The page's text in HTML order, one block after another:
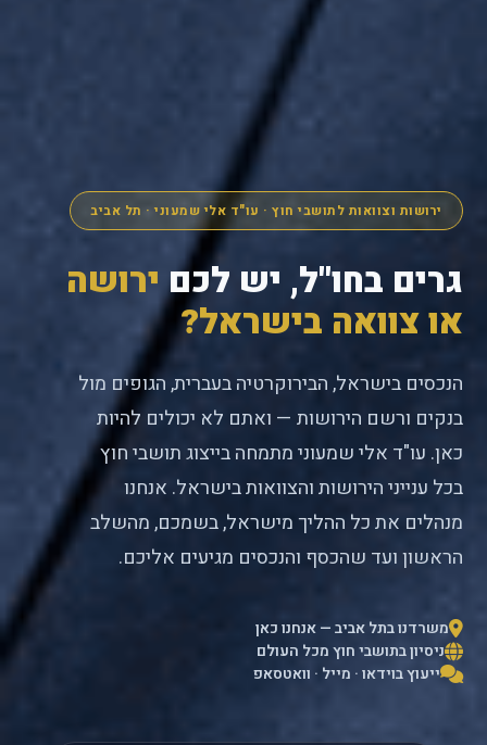
ירושות וצוואות לתושבי חוץ · עו"ד אלי שמעוני · תל אביב
גרים בחו"ל, יש לכםירושה
או צוואה בישראל?
הנכסים בישראל, הבירוקרטיה בעברית, הגופים מול
בנקים ורשם הירושות — ואתם לא יכולים להיות
כאן. עו"ד אלי שמעוני מתמחה בייצוג תושבי חוץ
בכל ענייני הירושות והצוואות בישראל. אנחנו
מנהלים את כל ההליך מישראל, בשמכם, מהשלב
הראשון ועד שהכסף והנכסים מגיעים אליכם.
משרדנו בתל אביב — אנחנו כאן
ניסיון בתושבי חוץ מכל העולם
ייעוץ בוידאו · מייל · וואטסאפ